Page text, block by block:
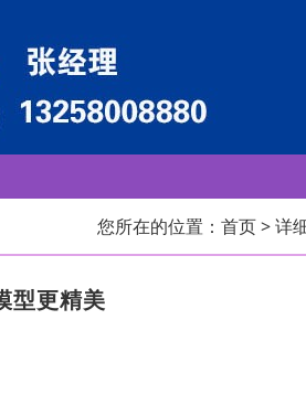
您所在的位置： 首页> 详
型更精美